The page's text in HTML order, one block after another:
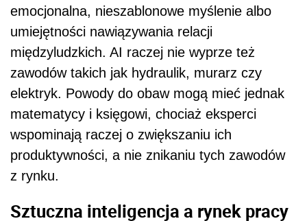
emocjonalna, nieszablonowe myślenie albo
umiejętności nawiązywania relacji
międzyludzkich. AI raczej nie wyprze też
zawodów takich jak hydraulik, murarz czy
elektryk. Powody do obaw mogą mieć jednak
matematycy i księgowi, chociaż eksperci
wspominają raczej o zwiększaniu ich
produktywności, a nie znikaniu tych zawodów
z rynku.
Sztuczna inteligencja a rynek pracy